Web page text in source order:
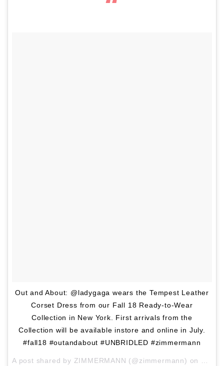
Out and About: @ladygaga wears the Tempest Leather
Corset Dress from our Fall 18 Ready-to-Wear
Collection in New York. First arrivals from the
Collection will be available instore and online in July.
#fall18 #outandabout #UNBRIDLED #zimmermann
A post shared by ZIMMERMANN (@zimmermann) on